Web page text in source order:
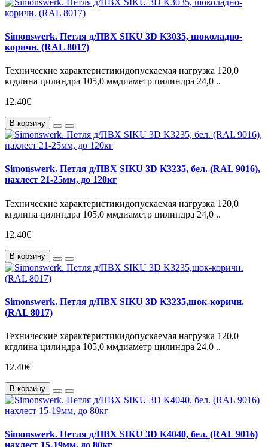
Simonswerk. Петля д/ПВХ SIKU 3D K3035, шоколадно-
коричн. (RAL 8017)
Технические характеристикидопускаемая нагрузка 120,0
кгдлина цилиндра 105,0 ммдиаметр цилиндра 24,0 ..
12.40€
В корзину
Simonswerk. Петля д/ПВХ SIKU 3D K3235, бел. (RAL 9016),
нахлест 21-25мм, до 120кг
Технические характеристикидопускаемая нагрузка 120,0
кгдлина цилиндра 105,0 ммдиаметр цилиндра 24,0 ..
12.40€
В корзину
Simonswerk. Петля д/ПВХ SIKU 3D K3235,шок-коричн.
(RAL 8017)
Технические характеристикидопускаемая нагрузка 120,0
кгдлина цилиндра 105,0 ммдиаметр цилиндра 24,0 ..
12.40€
В корзину
Simonswerk. Петля д/ПВХ SIKU 3D K4040, бел. (RAL 9016)